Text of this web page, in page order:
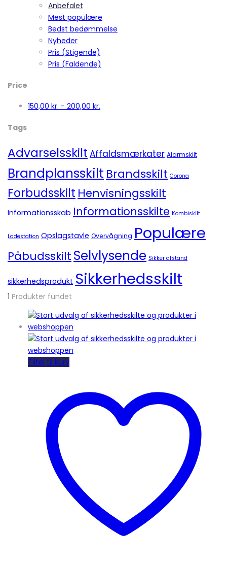
Anbefalet
Mest populære
Bedst bedømmelse
Nyheder
Pris (Stigende)
Pris (Faldende)
Price
150,00 kr. - 200,00 kr.
Tags
Advarselsskilt Affaldsmærkater Alarmskilt
Brandplansskilt Brandsskilt Corona
Forbudsskilt Henvisningsskilt
Informationsskab Informationsskilte Kombiskilt
Ladestation Opslagstavle Overvågning Populære
PåbudsskiltSelvlysende Sikker afstand
sikkerhedsprodukt Sikkerhedsskilt
1 Produkter fundet
Tilføj til kurv